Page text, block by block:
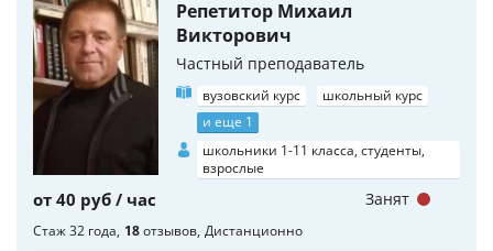
Репетитор Михаил
Викторович
Частный преподаватель
вузовский курс
школьный курс
и еще 1
школьники 1-11 класса, студенты,
взрослые
от 40 руб / час
Стаж 32 года 18отзывов Дистанционно
Занят